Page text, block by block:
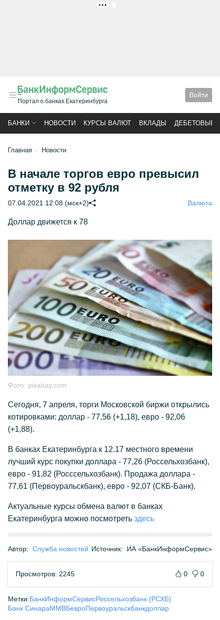
Портал о банках Екатеринбурга
Войти
БАНКИ НОВОСТИ КУРСЫ ВАЛЮТ ВКЛАДЫ ДЕБЕТОВЫЕ
Главная Новости
В начале торгов евро превысил
отметку в 92 рубля
07.04.2021 12:08 (мск+2) Валюта
Доллар движется к 78
Фото: pixabay.com
Сегодня, 7 апреля, торги Московской биржи открылись
котировками: доллар - 77,56 (+1,18), евро - 92,06
(+1,88).
В банках Екатеринбурга к 12.17 местного времени
лучший курс покупки доллара - 77,26 (Россельхозбанк),
евро - 91,82 (Росссельхозбанк). Продажа доллара -
77,61 (Первоуральскбанк), евро - 92,07 (СКБ-Банк).
Актуальные курсы обмена валют в банках
Екатеринбурга можно посмотреть здесь
Автор: Служба новостей Источник: ИА «БанкИнформСервис»
Просмотров: 2245 0 0
Метки:БанкИнформСервисРоссельхозбанк (РСХБ)
Банк СинараММВБевроПервоуральскбанкдоллар